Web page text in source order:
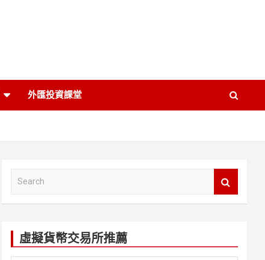
外匯投資課堂
虛擬貨幣交易所推薦